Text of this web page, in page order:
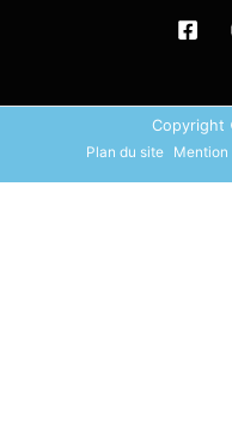
Copyright
Plan du site Mention